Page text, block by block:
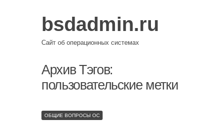
bsdadmin.ru
Сайт об операционных системах
Архив Тэгов:
пользовательские метки
ОБЩИЕ ВОПРОСЫ ОС